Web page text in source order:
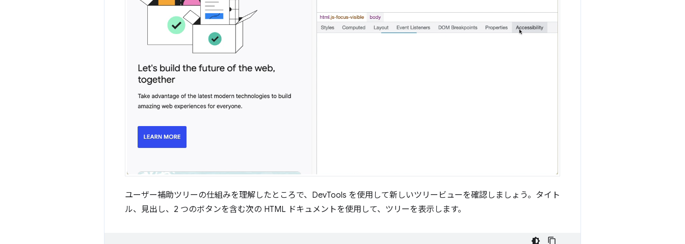
ユーザー補助ツリーの仕組みを理解したところで、DevTools を使用して新しいツリービューを確認しましょう。タイト
ル、見出し、2 つのボタンを含む次の HTML ドキュメントを使用して、ツリーを表示します。